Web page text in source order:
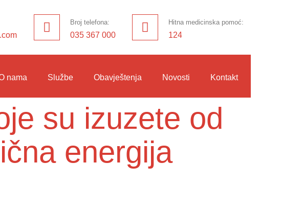
Broj telefona:
035 367 000
Hitna medicinska pomoć:
124
nama Službe Obavještenja Novosti Kontakt
su izuzete od
energija